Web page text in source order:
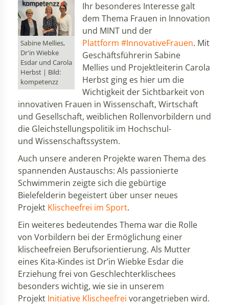
Sabine Mellies,
Dr'in Wiebke
Esdar und Carola
Herbst | Bild:
kompetenzz
Ihr besonderes Interesse galt
dem Thema Frauen in Innovation
und MINT und der
Plattform #InnovativeFrauen. Mit
Geschäftsführerin Sabine
Mellies und Projektleiterin Carola
Herbst ging es hier um die
Wichtigkeit der Sichtbarkeit von
innovativen Frauen in Wissenschaft, Wirtschaft
und Gesellschaft, weiblichen Rollenvorbildern und
die Gleichstellungspolitik im Hochschul-
und Wissenschaftssystem.
Auch unsere anderen Projekte waren Thema des
spannenden Austauschs: Als passionierte
Schwimmerin zeigte sich die gebürtige
Bielefelderin begeistert über unser neues
Projekt Klischeefrei im Sport.
Ein weiteres bedeutendes Thema war die Rolle
von Vorbildern bei der Ermöglichung einer
klischeefreien Berufsorientierung. Als Mutter
eines Kita-Kindes ist Dr’in Wiebke Esdar die
Erziehung frei von Geschlechterklischees
besonders wichtig, wie sie in unserem
Projekt Initiative Klischeefrei vorangetrieben wird.